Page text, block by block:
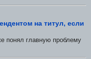
на титул, если
понял главную проблему